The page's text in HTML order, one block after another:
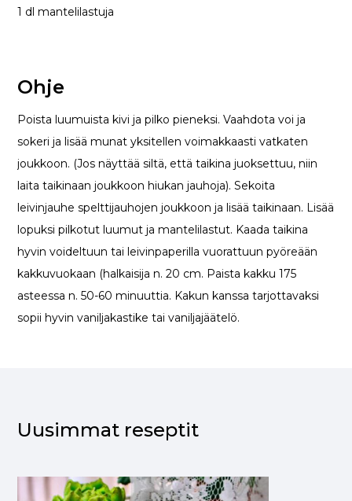
1 dl mantelilastuja
Ohje
Poista luumuista kivi ja pilko pieneksi. Vaahdota voi ja
sokeri ja lisää munat yksitellen voimakkaasti vatkaten
joukkoon. (Jos näyttää siltä, että taikina juoksettuu, niin
laita taikinaan joukkoon hiukan jauhoja). Sekoita
leivinjauhe spelttijauhojen joukkoon ja lisää taikinaan. Lisää
lopuksi pilkotut luumut ja mantelilastut. Kaada taikina
hyvin voideltuun tai leivinpaperilla vuorattuun pyöreään
kakkuvuokaan (halkaisija n. 20 cm. Paista kakku 175
asteessa n. 50-60 minuuttia. Kakun kanssa tarjottavaksi
sopii hyvin vaniljakastike tai vaniljajäätelö.
Uusimmat reseptit